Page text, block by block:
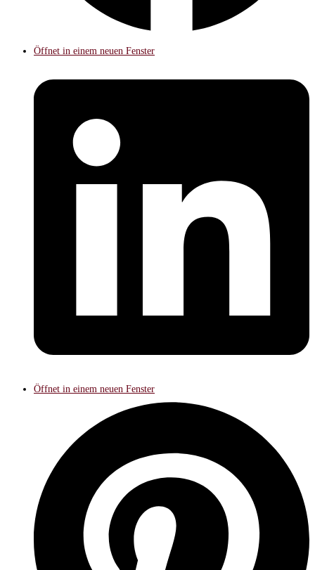
Öffnet in einem neuen Fenster
Öffnet in einem neuen Fenster